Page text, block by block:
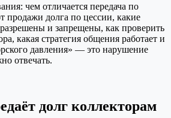
чем отличается передача по
продажи долга по цессии, какие
и запрещены, как проверить
какая стратегия общения работает и
давления» — это нарушение
отвечать.
долг коллекторам